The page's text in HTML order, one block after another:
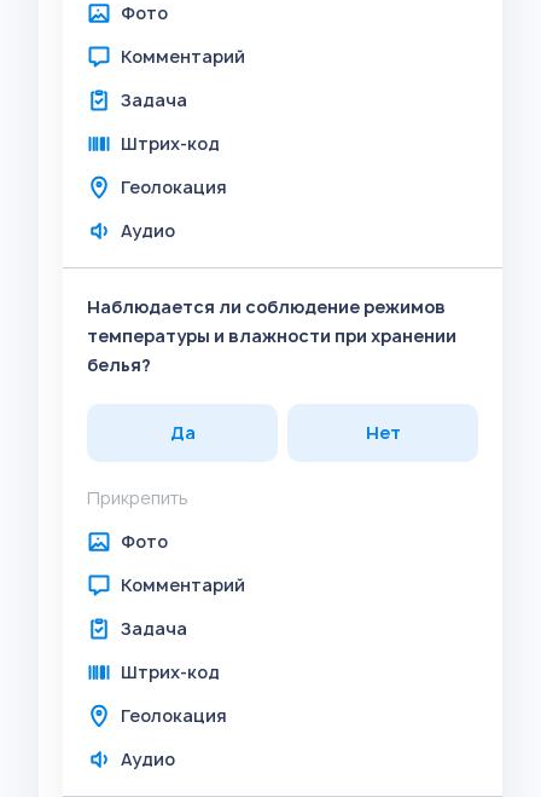
Фото
Комментарий
Задача
Штрих-код
Геолокация
Аудио
Наблюдается ли соблюдение режимов
температуры и влажности при хранении
белья?
Да Нет
Прикрепить
Фото
Комментарий
Задача
Штрих-код
Геолокация
Аудио